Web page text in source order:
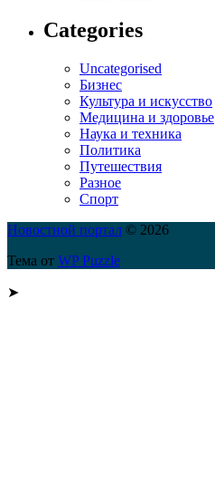
Categories
Uncategorised
Бизнес
Культура и искусство
Медицина и здоровье
Наука и техника
Политика
Путешествия
Разное
Спорт
Новостной портал © 2026
Тема от WP Puzzle
➤